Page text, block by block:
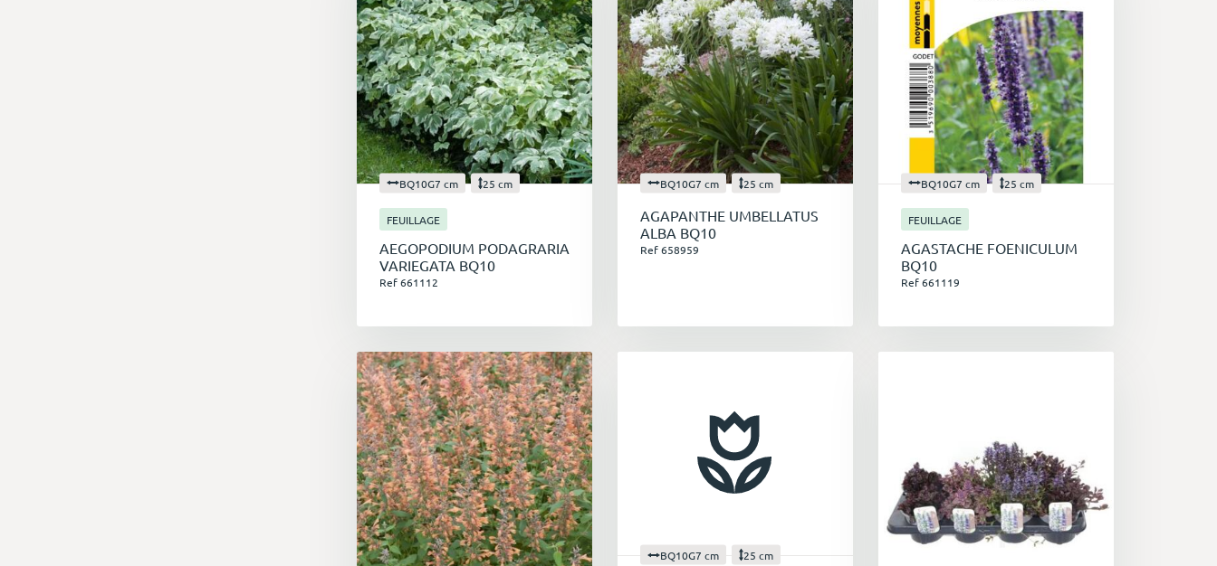
BQ10G7 cm 25 cm
FEUILLAGE
AEGOPODIUM PODAGRARIA
VARIEGATA BQ10
Ref 661112
BQ10G7 cm 25 cm
AGAPANTHE UMBELLATUS
ALBA BQ10
Ref 658959
BQ10G7 cm 25 cm
FEUILLAGE
AGASTACHE FOENICULUM
BQ10
Ref 661119
BQ10G7 cm 25 cm